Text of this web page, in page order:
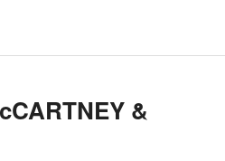
&